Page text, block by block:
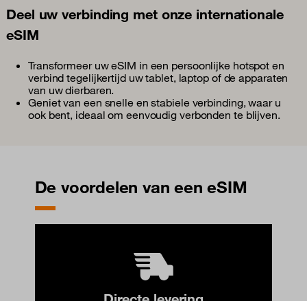
Deel uw verbinding met onze internationale
eSIM
Transformeer uw eSIM in een persoonlijke hotspot en
verbind tegelijkertijd uw tablet, laptop of de apparaten
van uw dierbaren.
Geniet van een snelle en stabiele verbinding, waar u
ook bent, ideaal om eenvoudig verbonden te blijven.
De voordelen van een eSIM